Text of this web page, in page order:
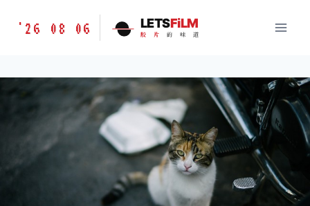
胶
味
LETSFILM
'26 08 06 LETSFiLM
胶 片 的 味 道